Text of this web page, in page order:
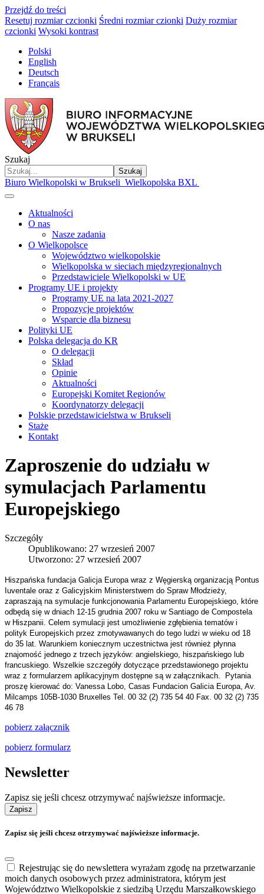
Przejdź do treści
Resetuj rozmiar czcionki Średni rozmiar czionki Duży rozmiar
czcionki Wysoki kontrast
Polski
English
Deutsch
Français
Szukaj
Szukaj
Biuro Wielkopolski w Brukseli Wielkopolska BXL
Aktualności
O nas
Nasze zadania
O Wielkopolsce
Województwo wielkopolskie
Wielkopolska w sieciach międzyregionalnych
Przedstawiciele Wielkopolski w UE
Programy UE i projekty
Programy UE na lata 2021-2027
Propozycje projektów
Wsparcie dla biznesu
Polityki UE
Polska delegacja do KR
O delegacji
Skład
Opinie
Aktualności
Europejski Komitet Regionów
Koordynatorzy delegacji
Polskie przedstawicielstwa w Brukseli
Staże
Kontakt
Zaproszenie do udziału w
symulacjach Parlamentu
Europejskiego
Szczegóły
Opublikowano: 27 wrzesień 2007
Utworzono: 27 wrzesień 2007
Hiszpańska fundacja Galicja Europa wraz z Węgierską organizacją Pontus
Iuventale oraz z Galicyjskim Ministerstwem do Spraw Młodzieży,
zapraszają na symulacje funkcjonowania Parlamentu Europejskiego, które
odbędą się w dniach 12-15 grudnia 2007 roku w Santiago de Compostela
w Hiszpanii. Celem symulacji jest umożliwienie zgłębienia tematów i
polityk Europejskich przez zmotywawanych do tego ludzi w wieku od 18
do 35 lat. Warunkiem koniecznym uczestnictwa jest również płynna
znajomość jednego z trzech języków: angielskiego, hiszpańskiego lub
francuskiego. Wszelkie szczegóły dotyczące przedstawionego projektu
wraz z formularzem aplikacyjnym dostępne są w załącznikach.
Pytania
proszę kierować do: Vanessa Lobo, Casas Fundacion Galicia Europa, Av.
Milcamps 105B-1030 Bruxelles Tel. 00 32 (2) 735 54 40 Fax. 00 32 (2) 735
46 78
pobierz załącznik
pobierz formularz
Newsletter
Zapisz się jeśli chcesz otrzymywać najświeższe informacje.
Zapisz
Zapisz się jeśli chcesz otrzymywać najświeższe informacje.
Rejestrując się do newslettera wyrażam zgodę na przetwarzanie
moich danych osobowych przez administratora, którym jest
Województwo Wielkopolskie z siedzibą Urzędu Marszałkowskiego